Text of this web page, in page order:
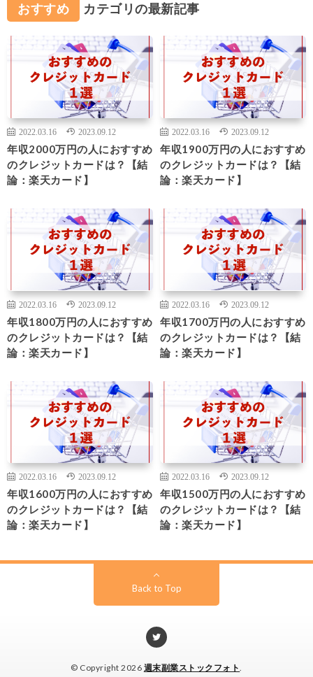
おすすめ カテゴリの最新記事
2022.03.16 2023.09.12
年収2000万円の人におすすめ
のクレジットカードは？【結
論：楽天カード】
2022.03.16 2023.09.12
年収1900万円の人におすすめ
のクレジットカードは？【結
論：楽天カード】
2022.03.16 2023.09.12
年収1800万円の人におすすめ
のクレジットカードは？【結
論：楽天カード】
2022.03.16 2023.09.12
年収1700万円の人におすすめ
のクレジットカードは？【結
論：楽天カード】
2022.03.16 2023.09.12
年収1600万円の人におすすめ
のクレジットカードは？【結
論：楽天カード】
2022.03.16 2023.09.12
年収1500万円の人におすすめ
のクレジットカードは？【結
論：楽天カード】
Back to Top
© Copyright 2026 週末副業ストックフォト.